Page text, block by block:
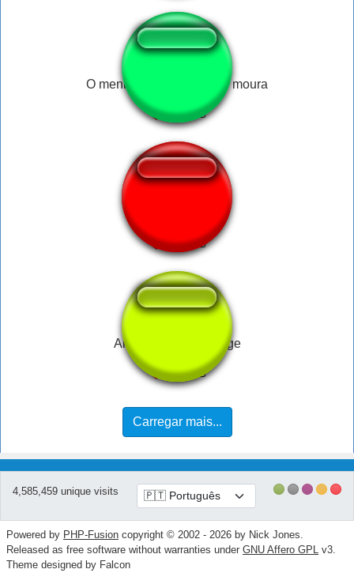
O menino é v1Ad0 nando moura
Трубоёб виталс
Android be like george
Carregar mais...
4,585,459 unique visits
Powered by PHP-Fusion copyright © 2002 - 2026 by Nick Jones.
Released as free software without warranties under GNU Affero GPL v3.
Theme designed by Falcon